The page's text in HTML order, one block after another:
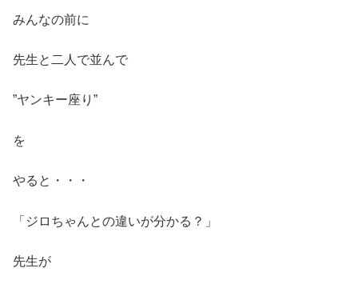
みんなの前に
先生と二人で並んで
”ヤンキー座り”
を
やると・・・
「ジロちゃんとの違いが分かる？」
先生が